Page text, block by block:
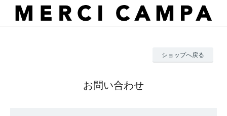
ショップへ戻る
お問い合わせ